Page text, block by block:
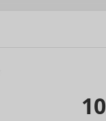
10